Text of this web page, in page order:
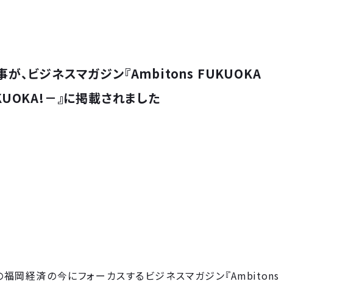
が、ビジネスマガジン『Ambitons FUKUOKA
－』に掲載されました
岡経済の今にフォーカスするビジネスマガジン『Ambitons